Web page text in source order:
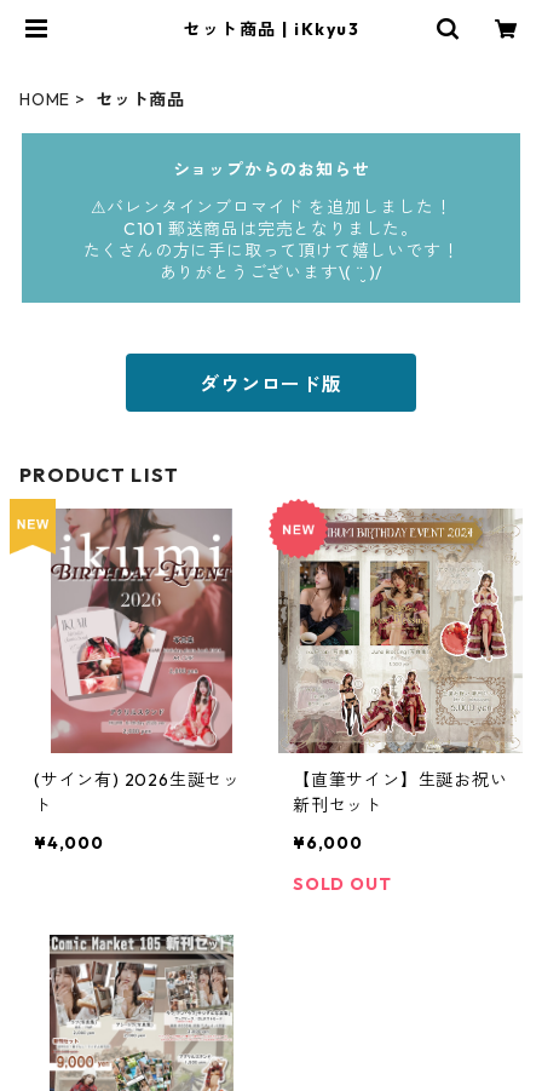
セット商品 | iKkyu3
HOME セット商品
ショップからのお知らせ
⚠︎バレンタインブロマイド を追加しました！
C101 郵送商品は完売となりました。
たくさんの方に手に取って頂けて嬉しいです！
ありがとうございます\( ¨̮ )/
ダウンロード版
PRODUCT LIST
(サイン有) 2026生誕セッ
ト
¥4,000
【直筆サイン】生誕お祝い
新刊セット
¥6,000
SOLD OUT